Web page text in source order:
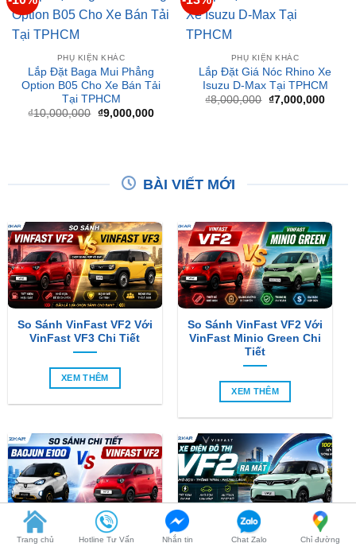
PHỤ KIỆN KHÁC
Lắp Đặt Baga Mui Phẳng
Option B05 Cho Xe Bán Tải
Tại TPHCM
₫10,000,000
Giá
gốc
là:
₫10,000,000.
₫9,000,000Giá
hiện
tại
₫9,000,000.
PHỤ KIỆN KHÁC
Lắp Đặt Giá Nóc Rhino Xe
8,000,000 Giá
gốc
là:
₫8,000,000.
₫ 7,000,000
hiện
tại
là:
So Sánh VinFast VF2 Với
VinFast VF3 Chi Tiết
XEM THÊM
So Sánh VinFast VF2 Với
VinFast Minio Green Chi
Tiết
XEM THÊM
So Sánh Chi Tiết Baojun
E100 Và VinFast VF2
VinFast VF2 Ra Mắt: Xe
Điện Đô Thị Giá Chỉ 188
Triệu Đồng
Trang chủ Hotline Tư Vấn Nhắn tin Chat Zalo Chỉ đường